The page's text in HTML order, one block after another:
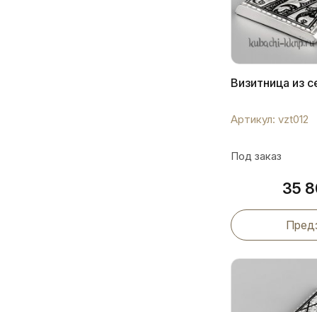
Визитница из
Артикул: vzt012
Под заказ
35